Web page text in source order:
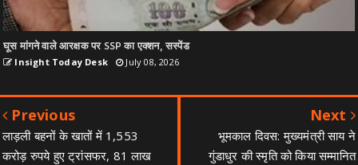
घूस मांगने वाले आरक्षक पर SSP का एक्शन, सस्पेंड
Insight Today Desk July 08, 2026
Previous
लाड़ली बहनों के खातों में 1,553
करोड़ रुपये हुए ट्रांसफर, 81 लाख
Next
भूमकाल दिवस: मुख्यमंत्री साय ने
गुंडाधुर की स्मृति को किया सम्मानित